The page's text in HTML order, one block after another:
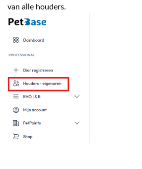
van alle houders.